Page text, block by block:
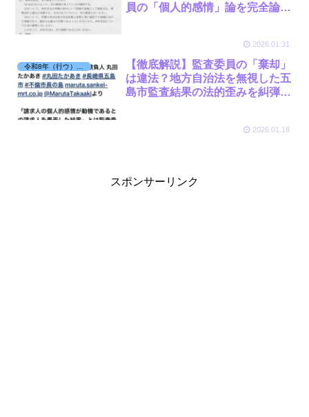
員の「個人的感情」論を完全論
2026.01.31
【徹底解説】監査委員の「棄却」
は違法？地方自治法を無視した五
島市監査結果の法的歪みを糾弾す
2026.01.18
スポンサーリンク